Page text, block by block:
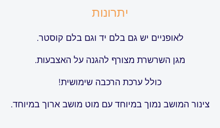
יתרונות
לאופניים יש גם בלם יד וגם בלם קוסטר.
מגן השרשרת מצורף להגנה על האצבעות.
כולל ערכת הרכבה שימושית!
צינור המושב נמוך במיוחד עם מוט מושב ארוך במיוחד.